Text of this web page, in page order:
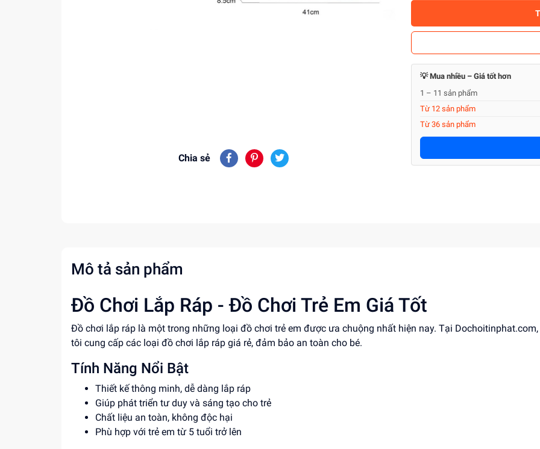
Chia sẻ
💡 Mua nhiều – Giá tốt hơn
1 – 11 sản phẩm
Từ 12 sản phẩm
Từ 36 sản phẩm
Mô tả sản phẩm
Đồ Chơi Lắp Ráp - Đồ Chơi Trẻ Em Giá Tốt
Đồ chơi lắp ráp là một trong những loại đồ chơi trẻ em được ưa chuộng nhất hiện nay. Tại
tôi cung cấp các loại đồ chơi lắp ráp giá rẻ, đảm bảo an toàn cho bé.
Tính Năng Nổi Bật
Thiết kế thông minh, dễ dàng lắp ráp
Giúp phát triển tư duy và sáng tạo cho trẻ
Chất liệu an toàn, không độc hại
Phù hợp với trẻ em từ 5 tuổi trở lên